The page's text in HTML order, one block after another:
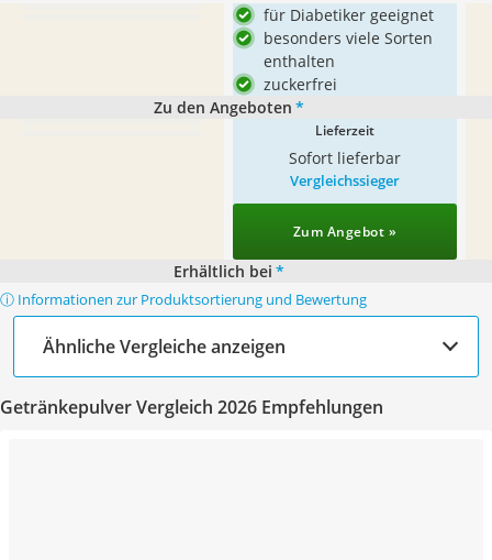
für Diabetiker geeignet
besonders viele Sorten
enthalten
zuckerfrei
Zu den Angeboten *
Lieferzeit
Sofort lieferbar
Vergleichssieger
Zum Angebot »
Erhältlich bei *
ⓘ Informationen zur Produktsortierung und Bewertung
Ähnliche Vergleiche anzeigen
Getränkepulver Vergleich 2026 Empfehlungen